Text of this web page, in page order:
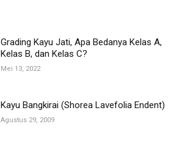
Grading Kayu Jati, Apa Bedanya Kelas A,
Kelas B, dan Kelas C?
Mei 13, 2022
Kayu Bangkirai (Shorea Lavefolia Endent)
Agustus 29, 2009